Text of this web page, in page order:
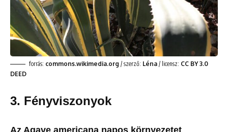
forrás: commons.wikimedia.org / szerző: Léna / licensz: CC BY 3.0
DEED
3. Fényviszonyok